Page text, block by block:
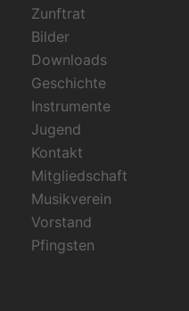
Zunftrat
Bilder
Downloads
Geschichte
Instrumente
Jugend
Kontakt
Mitgliedschaft
Musikverein
Vorstand
Pfingsten